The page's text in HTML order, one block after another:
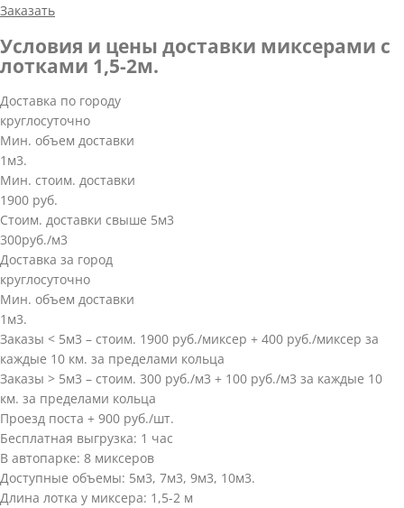
Заказать
Условия и цены доставки миксерами с
лотками 1,5-2м.
Доставка по городу
круглосуточно
Мин. объем доставки
1м3.
Мин. стоим. доставки
1900 руб.
Стоим. доставки свыше 5м3
300руб./м3
Доставка за город
круглосуточно
Мин. объем доставки
1м3.
Заказы < 5м3 – стоим. 1900 руб./миксер + 400 руб./миксер за
каждые 10 км. за пределами кольца
Заказы > 5м3 – стоим. 300 руб./м3 + 100 руб./м3 за каждые 10
км. за пределами кольца
Проезд поста + 900 руб./шт.
Бесплатная выгрузка: 1 час
В автопарке: 8 миксеров
Доступные объемы: 5м3, 7м3, 9м3, 10м3.
Длина лотка у миксера: 1,5-2 м